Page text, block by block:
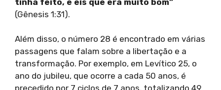
(Gênesis 1:31).
Além disso, o número 28 é encontrado em várias
passagens que falam sobre a libertação e a
transformação. Por exemplo, em Levítico 25, o
ano do jubileu, que ocorre a cada 50 anos, é